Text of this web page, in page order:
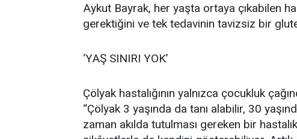
Aykut Bayrak, her yaşta ortaya çıkabilen
gerektiğini ve tek tedavinin tavizsiz bir
‘YAŞ SINIRI YOK’
Çölyak hastalığının yalnızca çocukluk
“Çölyak 3 yaşında da tanı alabilir, 30
zaman akılda tutulması gereken bir